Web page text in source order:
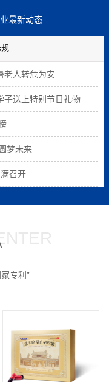
最新动态
规
老人转危为安
子送上特别节日礼物
梦未来
召开
专利”